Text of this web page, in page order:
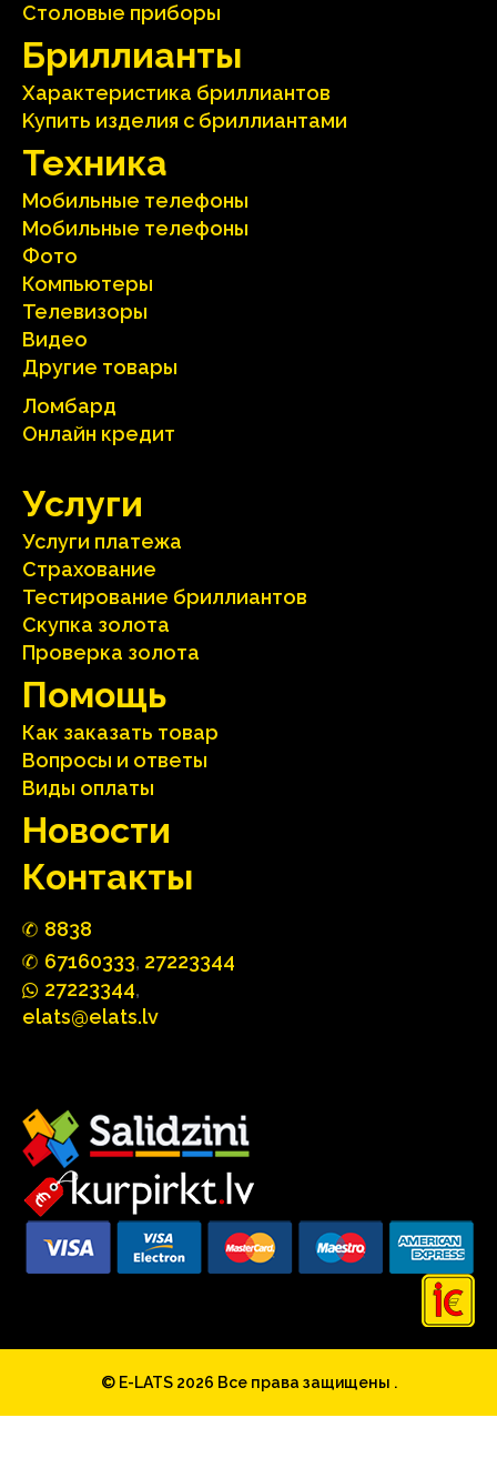
Столовые приборы
Бриллианты
Характеристика бриллиантoв
Kупить изделия c бриллиантами
Техника
Мобильные телефоны
Мобильные телефоны
Фото
Компьютеры
Телевизоры
Видео
Другие товары
Ломбард
Онлайн кредит
Услуги
Услуги платежа
Страхование
Тестирование бриллиантов
Скупка золота
Проверка золота
Помощь
Как заказать товар
Вопросы и ответы
Виды оплаты
Hовости
Контакты
8838
67160333, 27223344
27223344,
elats@elats.lv
© E-LATS 2026 Все права защищены .